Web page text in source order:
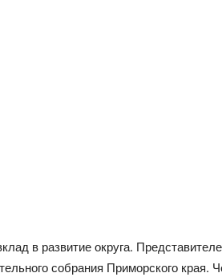
в развитие округа.
собрания Приморского